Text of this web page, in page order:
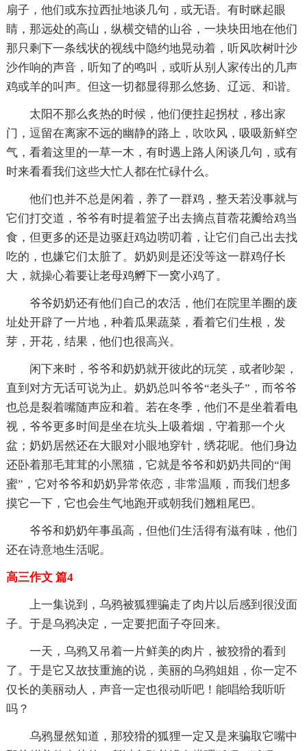
扇子，他们或东拉西扯地谈几句，或无语。有时眯起眼
睛，那远处的高山，纵横交错的山谷，一块块田地在他们
那只剩下一条线状的视线中隐约地晃动着，听风吹树叶沙
沙作响的声音，听知了的鸣叫，或听从别人家传出的几声
鸡或羊的叫声。但这一切都显得那么悠扬、辽远、和谐。
太阳不那么炙热的时候，他们便拄起拐杖，移出家
门，逗留在离家不远的幽静的路上，吹吹风，吸吸新鲜空
气，看着这里的一草一木，有时遇上路人闲谈几句，或有
时来看看我们这些大忙人都在忙碌什么。
他们也并不总是闲着，养了一群鸡，整天若没事就与
它们打交道，爷爷有时提着篮子出去摘点苜蓿花瓣给鸡当
食，但更多的还是边驱赶鸡边唠叨着，让它们自己出去找
吃的，也嫌它们太脏了。奶奶则是还没等这一群鸡仔长
大，就操心着要让老母鸡孵下一窝小鸡了。
爷爷奶奶还有他们自己的农活，他们在院里羊圈的废
址处开辟了一片地，种着瓜果蔬菜，看着它们生根，发
芽，开花，结果，他们也很高兴。
闲下来时，爷爷和奶奶就开彼此的玩笑，或者吵架，
直到对方无话可说为止。奶奶总叫爷爷“老头子”，而爷爷
也总是裂着嘴随声应和着。若在冬季，他们不是坐着看电
视，爷爷更多时间是坐在坑头上吸着烟，守着那一个火
盆；奶奶居然还在大眼对小眼地穿针，绣花呢。他们身边
还卧着那毛茸茸的小黑猫，它就是爷爷和奶奶共同的“闺
蜜”，它对爷爷和奶奶异常依恋，非常温顺，而我们想多
摸它一下，它也会生气地跑开或朝我们翘粗尾巴。
爷爷和奶奶年事虽高，但他们生活得有滋有味，他们
还在诗意地生活呢。
高三作文 篇4
上一集说到，乌鸦被狐狸骗走了肉片以后感到很没面
子。于是乌鸦决定，一定要把面子夺回来。
一天，乌鸦又吊着一片鲜美的肉片，被狡猾的看到
了。于是它又故技重施的说，美丽的乌鸦姐姐，你一定不
仅长的美丽动人，声音一定也很动听吧！能唱给我听听
吗？
乌鸦显然知道，那狡猾的狐狸一定又是来骗取它嘴中